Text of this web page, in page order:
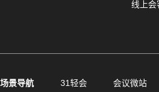
线上会
场景导航 31轻会 会议微站